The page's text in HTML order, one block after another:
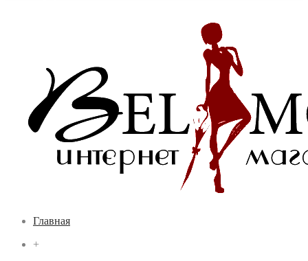
Главная
+